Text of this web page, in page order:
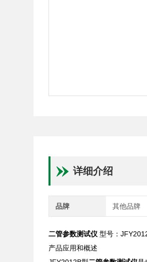
详细介绍
品牌 其他品牌
二管参数测试仪 型号：
产品应用和概述